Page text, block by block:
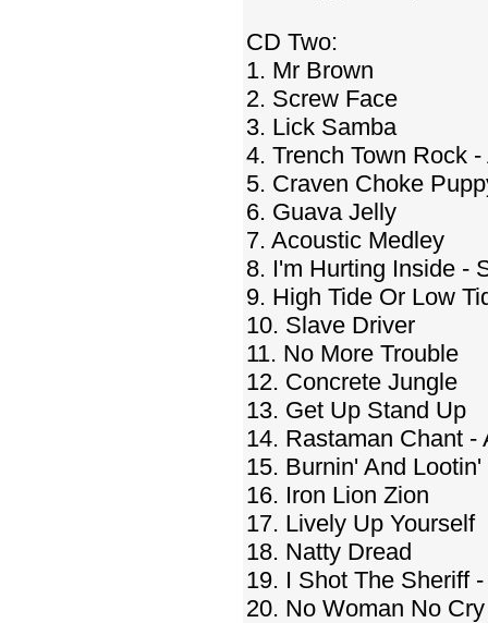
CD Two:
1. Mr Brown
2. Screw Face
3. Lick Samba
4. Trench Town Rock
5. Craven Choke
6. Guava Jelly
7. Acoustic Medley
8. I'm Hurting Inside -
9. High Tide Or Low
10. Slave Driver
11. No More Trouble
12. Concrete Jungle
13. Get Up Stand Up
14. Rastaman Chant -
15. Burnin' And Lootin'
16. Iron Lion Zion
17. Lively Up Yourself
18. Natty Dread
19. I Shot The Sheriff
20. No Woman No